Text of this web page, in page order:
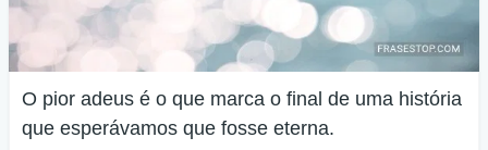
O pior adeus é o que marca o final de uma história
que esperávamos que fosse eterna.